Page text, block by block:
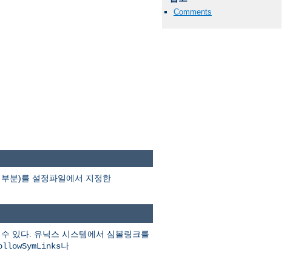
Comments
분)를 설정파일에서 지정한
있다. 유닉스 시스템에서 심볼링크를
나